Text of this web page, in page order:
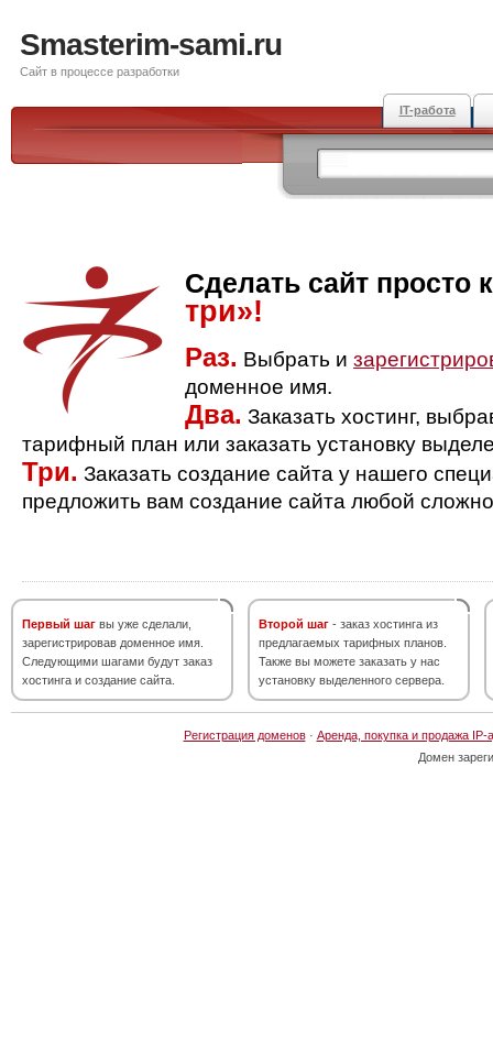
Smasterim-sami.ru
Сайт в процессе разработки
IT-работа
Сделать сайт просто
три»!
Раз. Выбрать и
доменное имя.
Два. Заказать хостинг,
тарифный план или заказать установку
Три. Заказать создание сайта у нашего
предложить вам создание сайта любой
Первый шаг вы уже сделали,
зарегистрировав доменное имя.
Следующими шагами будут заказ
хостинга и создание сайта.
Второй шаг - заказ хостинга из
предлагаемых тарифных планов.
Также вы можете заказать у нас
установку выделенного сервера.
Регистрация доменов· Аренда, покупка и продажа IP-
Домен